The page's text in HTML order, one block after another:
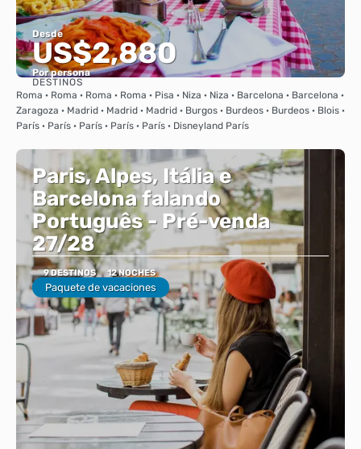
Desde
US$2,880
Por persona
Ver
DESTINOS
Roma · Roma · Roma · Roma · Pisa · Niza · Niza · Barcelona · Barcelona ·
Zaragoza · Madrid · Madrid · Madrid · Burgos · Burdeos · Burdeos · Blois ·
París · París · París · París · París · Disneyland París
Paris, Alpes, Itália e
Barcelona falando
Português - Pré-venda
27/28
9 DESTINOS 12 NOCHES
Paquete de vacaciones